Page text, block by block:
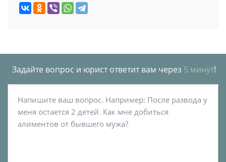
Задайте вопрос и юрист ответит вам через 5 минут!